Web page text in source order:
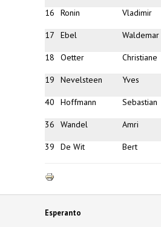
16 Ronin Vladimir
17 Ebel Waldemar
18 Oetter Christiane
19 Nevelsteen Yves
40 Hoffmann Sebastian
36 Wandel Amri
39 De Wit Bert
Esperanto